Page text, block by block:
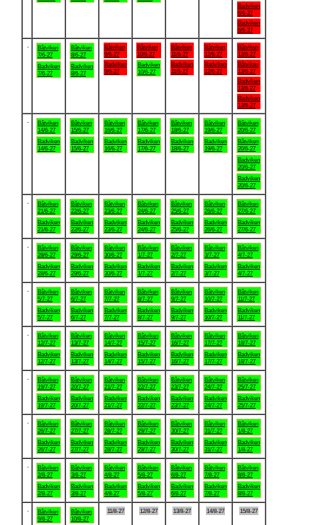
Badviken
6/6-27
Badviken
6/6-27
Båtviken
7/6-27
Badviken
7/6-27
Båtviken
8/6-27
Badviken
8/6-27
Båtviken
9/6-27
Badviken
9/6-27
Båtviken
10/6-27
Badviken
10/6-27
Båtviken
11/6-27
Badviken
11/6-27
Båtviken
12/6-27
Badviken
12/6-27
Båtviken
13/6-27
Båtviken
13/6-27
Badviken
13/6-27
Badviken
13/6-27
Båtviken
14/6-27
Badviken
14/6-27
Båtviken
15/6-27
Badviken
15/6-27
Båtviken
16/6-27
Badviken
16/6-27
Båtviken
17/6-27
Badviken
17/6-27
Båtviken
18/6-27
Badviken
18/6-27
Båtviken
19/6-27
Badviken
19/6-27
Båtviken
20/6-27
Båtviken
20/6-27
Badviken
20/6-27
Badviken
20/6-27
Båtviken
21/6-27
Badviken
21/6-27
Båtviken
22/6-27
Badviken
22/6-27
Båtviken
23/6-27
Badviken
23/6-27
Båtviken
24/6-27
Badviken
24/6-27
Båtviken
25/6-27
Badviken
25/6-27
Båtviken
26/6-27
Badviken
26/6-27
Båtviken
27/6-27
Badviken
27/6-27
Båtviken
28/6-27
Badviken
28/6-27
Båtviken
29/6-27
Badviken
29/6-27
Båtviken
30/6-27
Badviken
30/6-27
Båtviken
1/7-27
Badviken
1/7-27
Båtviken
2/7-27
Badviken
2/7-27
Båtviken
3/7-27
Badviken
3/7-27
Båtviken
4/7-27
Badviken
4/7-27
Båtviken
5/7-27
Badviken
5/7-27
Båtviken
6/7-27
Badviken
6/7-27
Båtviken
7/7-27
Badviken
7/7-27
Båtviken
8/7-27
Badviken
8/7-27
Båtviken
9/7-27
Badviken
9/7-27
Båtviken
10/7-27
Badviken
10/7-27
Båtviken
11/7-27
Badviken
11/7-27
Båtviken
12/7-27
Badviken
12/7-27
Båtviken
13/7-27
Badviken
13/7-27
Båtviken
14/7-27
Badviken
14/7-27
Båtviken
15/7-27
Badviken
15/7-27
Båtviken
16/7-27
Badviken
16/7-27
Båtviken
17/7-27
Badviken
17/7-27
Båtviken
18/7-27
Badviken
18/7-27
Båtviken
19/7-27
Badviken
19/7-27
Båtviken
20/7-27
Badviken
20/7-27
Båtviken
21/7-27
Badviken
21/7-27
Båtviken
22/7-27
Badviken
22/7-27
Båtviken
23/7-27
Badviken
23/7-27
Båtviken
24/7-27
Badviken
24/7-27
Båtviken
25/7-27
Badviken
25/7-27
Båtviken
26/7-27
Badviken
26/7-27
Båtviken
27/7-27
Badviken
27/7-27
Båtviken
28/7-27
Badviken
28/7-27
Båtviken
29/7-27
Badviken
29/7-27
Båtviken
30/7-27
Badviken
30/7-27
Båtviken
31/7-27
Badviken
31/7-27
Båtviken
1/8-27
Badviken
1/8-27
Båtviken
2/8-27
Badviken
2/8-27
Båtviken
3/8-27
Badviken
3/8-27
Båtviken
4/8-27
Badviken
4/8-27
Båtviken
5/8-27
Badviken
5/8-27
Båtviken
6/8-27
Badviken
6/8-27
Båtviken
7/8-27
Badviken
7/8-27
Båtviken
8/8-27
Badviken
8/8-27
Båtviken
9/8-27
Båtviken
10/8-27
11/8-27 12/8-27 13/8-27 14/8-27 15/8-27